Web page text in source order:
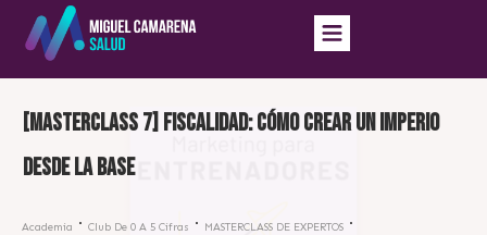
[Masterclass 7] Fiscalidad: cómo crear un imperio
desde la base
Academia Club De 0 A 5 Cifras MASTERCLASS DE EXPERTOS